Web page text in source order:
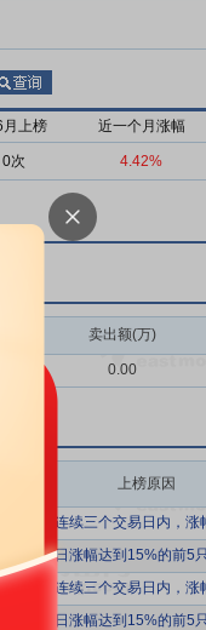
月上榜 近一个月涨幅
0次 4.42%
卖出额(万)
0.00
上榜原因
连续三个交易日内，涨
日涨幅达到15%的前5
48 连续三个交易日内，涨
日涨幅达到15%的前5